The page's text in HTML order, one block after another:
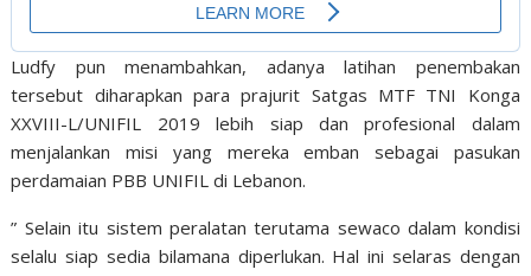
Ludfy pun menambahkan, adanya latihan penembakan
tersebut diharapkan para prajurit Satgas MTF TNI Konga
XXVIII-L/UNIFIL 2019 lebih siap dan profesional dalam
menjalankan misi yang mereka emban sebagai pasukan
perdamaian PBB UNIFIL di Lebanon.
” Selain itu sistem peralatan terutama sewaco dalam kondisi
selalu siap sedia bilamana diperlukan. Hal ini selaras dengan